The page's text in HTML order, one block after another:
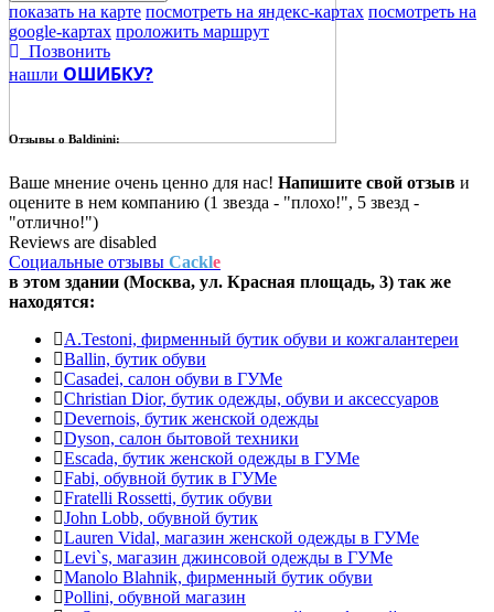
показать на карте посмотреть на яндекс-картах посмотреть на
google-картах проложить маршрут
Позвонить
нашли ОШИБКУ?
Отзывы оBaldinini:
Ваше мнение очень ценно для нас! Напишите свой отзыв и
оцените в нем компанию (1 звезда - "плохо!", 5 звезд -
"отлично!")
Reviews are disabled
Социальные отзывы Cackle
в этом здании (Москва, ул. Красная площадь, 3) так же
находятся:
A.Testoni, фирменный бутик обуви и кожгалантереи
Ballin, бутик обуви
Casadei, салон обуви в ГУМе
Christian Dior, бутик одежды, обуви и аксессуаров
Devernois, бутик женской одежды
Dyson, салон бытовой техники
Escada, бутик женской одежды в ГУМе
Fabi, обувной бутик в ГУМе
Fratelli Rossetti, бутик обуви
John Lobb, обувной бутик
Lauren Vidal, магазин женской одежды в ГУМе
Levi`s, магазин джинсовой одежды в ГУМе
Manolo Blahnik, фирменный бутик обуви
Pollini, обувной магазин